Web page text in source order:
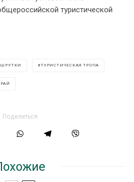
туристической
ТУРИСТИЧЕСКАЯ ТРОПА
Поделиться